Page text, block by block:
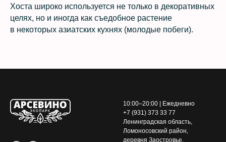
Хоста широко используется не только в декоративных
целях, но и иногда как съедобное растение
в некоторых азиатских кухнях (молодые побеги).
10:00–20:00 | Ежедневно
+7 (931) 373 33 77
Ленинградская область,
Ломоносовский район,
деревня Заостровье,